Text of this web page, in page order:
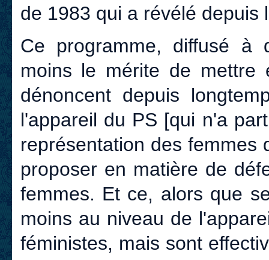
de 1983 qui a révélé
Ce programme, diffusé à
moins le mérite de mettre
dénoncent depuis
l'appareil du PS [qui n'a
représentation des femmes
proposer en matière de
femmes. Et ce, alors que
moins au niveau de
féministes, mais sont